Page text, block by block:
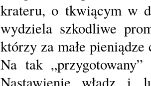
krateru, o tkwiącym w
wydziela szkodliwe
którzy za małe
Na tak
Nastawienie władz i